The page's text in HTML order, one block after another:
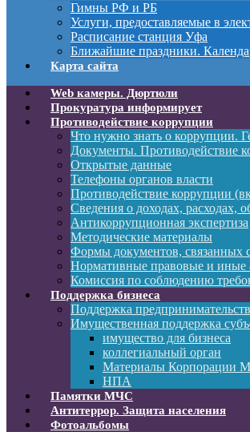
Гимны РФ и РБ
Услуги, предоставляемые в
Расписание станция Уфа
Ближайшие праздники.
Карта сайта
Web камеры. Дюртюли
Прокуратура информирует
Противодействие коррупции
Что нужно знать о коррупции.
Документы. Противодействие
Открытые данные
Телефоны органов власти
Противодействие коррупции
Сведения о доходах, расходах,
Антикоррупционная экспертиза
Методические материалы
Формы документов, связанных
Нормативные правовые и иные
Комиссия по соблюдению
Поддержка бизнеса
Поддержка
Имущественная поддержка
имущество для бизнеса
коллегиальный орган
Материалы Корпорации
НПА
Памятки МЧС
Антитеррор. Защита населения
Фотоальбомы